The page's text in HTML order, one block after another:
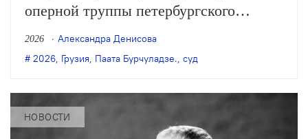
оперной труппы петербургского
Михайловского театра Паату
Бурчуладзе к 7 годам лишения свободы
года.
2026
Александра Денисова
2026, Грузия, Паата Бурчуладзе., суд
НОВОСТИ